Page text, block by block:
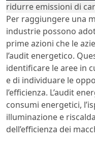
ridurre emissioni di
Per raggiungere una
industrie possono
prime azioni che le
l’audit energetico.
identificare le aree in
e di individuare le
l’efficienza. L’audit
consumi energetici,
illuminazione e
dell’efficienza dei